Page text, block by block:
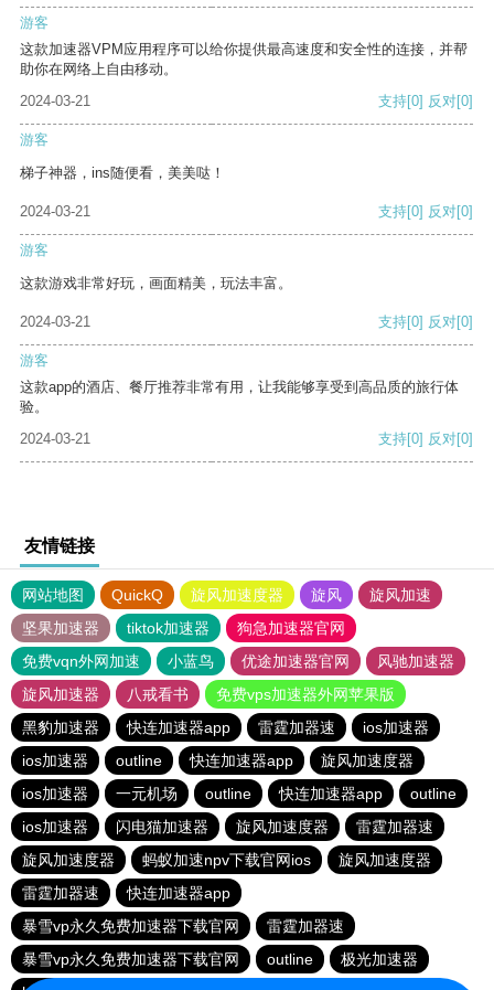
游客
这款加速器VPM应用程序可以给你提供最高速度和安全性的连接，并帮
助你在网络上自由移动。
2024-03-21
支持[0] 反对[0]
游客
梯子神器，ins随便看，美美哒！
2024-03-21 支持[0] 反对[0]
游客
这款游戏非常好玩，画面精美，玩法丰富。
2024-03-21 支持[0] 反对[0]
游客
这款app的酒店、餐厅推荐非常有用，让我能够享受到高品质的旅行体
验。
2024-03-21
支持[0] 反对[0]
友情链接
网站地图 QuickQ 旋风加速度器 旋风
旋风加速
坚果加速器
tiktok加速器
狗急加速器官网
免费vqn外网加速
小蓝鸟 优途加速器官网
风驰加速器
旋风加速器
八戒看书
免费vps加速器外网苹果版
黑豹加速器
快连加速器app 雷霆加器速
ios加速器
ios加速器
outline 快连加速器app
旋风加速度器
ios加速器
一元机场 outline 快连加速器app
outline
ios加速器
闪电猫加速器 旋风加速度器
雷霆加器速
旋风加速度器
蚂蚁加速npv下载官网ios
旋风加速度器
雷霆加器速
快连加速器app
暴雪vp永久免费加速器下载官网
雷霆加器速
暴雪vp永久免费加速器下载官网
outline
极光加速器